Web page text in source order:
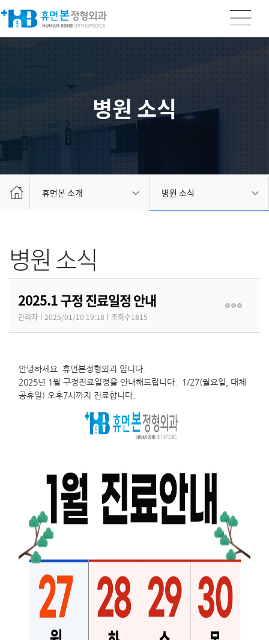
병원 소식
휴먼본 소개 병원 소식
병원 소식
2025.1 구정 진료일정 안내
관리자 ㅣ 2025/01/10 19:18 ㅣ조회수1815
안녕하세요. 휴먼본정형외과 입니다.
2025년 1월 구정진료일정을 안내해드립니다. 1/27(월요일, 대체
공휴일) 오후7시까지 진료합니다.